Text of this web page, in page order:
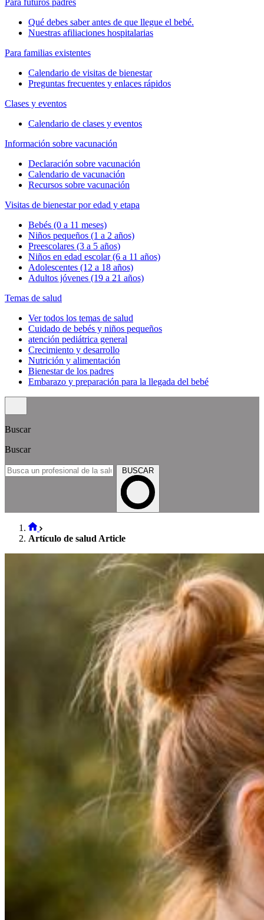
Qué debes saber antes de que llegue el bebé.
Nuestras afiliaciones hospitalarias
Para familias existentes
Calendario de visitas de bienestar
Preguntas frecuentes y enlaces rápidos
Clases y eventos
Calendario de clases y eventos
Información sobre vacunación
Declaración sobre vacunación
Calendario de vacunación
Recursos sobre vacunación
Visitas de bienestar por edad y etapa
Bebés (0 a 11 meses)
Niños pequeños (1 a 2 años)
Preescolares (3 a 5 años)
Niños en edad escolar (6 a 11 años)
Adolescentes (12 a 18 años)
Adultos jóvenes (19 a 21 años)
Temas de salud
Ver todos los temas de salud
Cuidado de bebés y niños pequeños
atención pediátrica general
Crecimiento y desarrollo
Nutrición y alimentación
Bienestar de los padres
Embarazo y preparación para la llegada del bebé
Buscar
Buscar
BUSCAR
Artículo de salud Article